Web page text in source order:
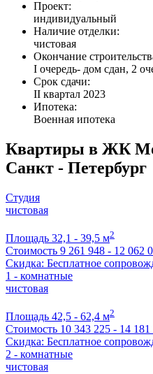
Проект:
индивидуальный
Наличие отделки:
чистовая
Окончание
I очередь- дом сдан, 2
Срок сдачи:
II квартал 2023
Ипотека:
Военная ипотека
Квартиры в ЖК
Санкт - Петербург
Студия
чистовая
Площадь 32,1 - 39,5 м2
Стоимость 9 261 948 - 12 062
Скидка: Бесплатное
1 - комнатные
чистовая
Площадь 42,5 - 62,4 м2
Стоимость 10 343 225 - 14 181
Скидка: Бесплатное
2 - комнатные
чистовая